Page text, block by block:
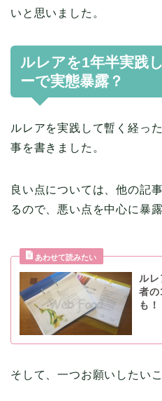
いと思いました。
ルレアを1年半実践
ーで実態暴露？
ルレアを実践して暫く経っ
事を書きました。
良い点については、他の記
るので、悪い点を中心に暴
ル
者の
も！
そして、一つお願いしたい